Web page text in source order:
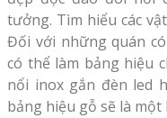
tưởng. Tìm hiểu các
Đối với những quán
có thể làm bảng hiệu
nổi inox gắn đèn led
bảng hiệu gỗ sẽ là